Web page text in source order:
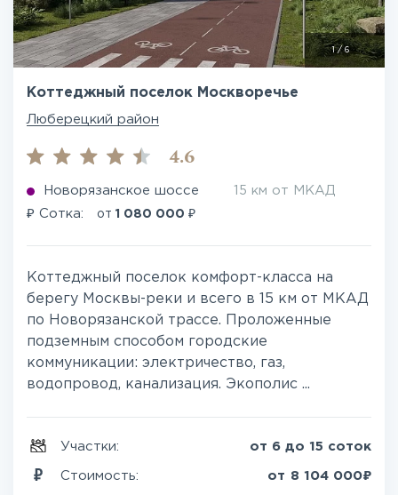
1/6
Коттеджный поселок Москворечье
Люберецкий район
4.6
Новорязанское шоссе 15 км от МКАД
₽ Сотка: от 1 080 000 ₽
Коттеджный поселок комфорт-класса на
берегу Москвы-реки и всего в 15 км от МКАД
по Новорязанской трассе. Проложенные
подземным способом городские
коммуникации: электричество, газ,
водопровод, канализация. Экополис ...
Участки: от 6 до 15 соток
Стоимость: от 8 104 000₽